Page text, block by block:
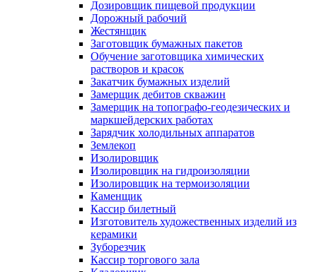
Дозировщик пищевой продукции
Дорожный рабочий
Жестянщик
Заготовщик бумажных пакетов
Обучение заготовщика химических
растворов и красок
Закатчик бумажных изделий
Замерщик дебитов скважин
Замерщик на топографо-геодезических и
маркшейдерских работах
Зарядчик холодильных аппаратов
Землекоп
Изолировщик
Изолировщик на гидроизоляции
Изолировщик на термоизоляции
Каменщик
Кассир билетный
Изготовитель художественных изделий из
керамики
Зуборезчик
Кассир торгового зала